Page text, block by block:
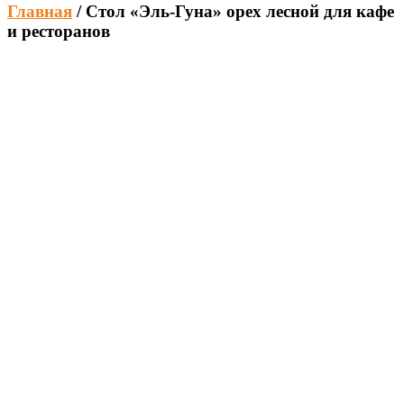
Главная / Стол «Эль-Гуна» орех лесной для кафе
и ресторанов